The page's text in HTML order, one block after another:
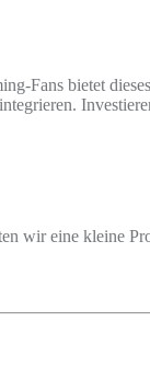
Fans bietet
wir eine kleine